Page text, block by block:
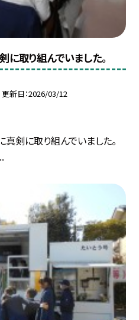
に取り組んでいました。
更新日 2026/03/12
真剣に取り組んでいました。